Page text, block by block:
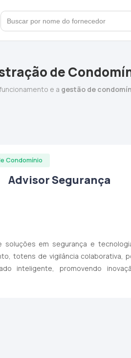
de
e a gestão de
Condomínio
Advisor Segurança
soluções em segurança e
totens de vigilância colaborativa,
inteligente, promovendo